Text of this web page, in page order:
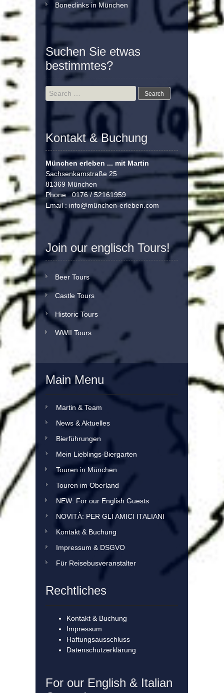
Boneclinks in München
Suchen Sie etwas
bestimmtes?
Search
for:
Kontakt & Buchung
München erleben ... mit Martin
Sachsenkamstraße 25
81369 München
Phone : 0176 / 52161959
Email : info@münchen-erleben.com
Join our englisch Tours!
Beer Tours
Castle Tours
Historic Tours
WWII Tours
Main Menu
Martin & Team
News & Aktuelles
Bierführungen
Mein Lieblings-Biergarten
Touren in München
Touren im Oberland
NEW: For our English Guests
NOVITÀ: PER GLI AMICI ITALIANI
Kontakt & Buchung
Impressum & DSGVO
Für Reisebusveranstalter
Rechtliches
Kontakt & Buchung
Impressum
Haftungsausschluss
Datenschutzerklärung
For our English & Italian